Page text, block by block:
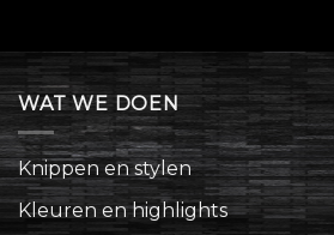
WAT WE DOEN
Knippen en stylen
Kleuren en highlights